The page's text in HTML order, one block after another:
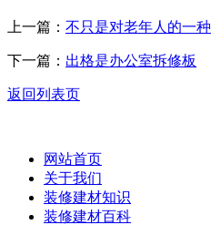
上一篇： 不只是对老年人的一种
下一篇： 出格是办公室拆修板
返回列表页
网站首页
关于我们
装修建材知识
装修建材百科